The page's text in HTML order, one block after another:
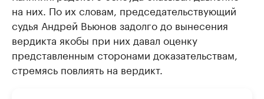
на них. По их словам, председательствующий
судья Андрей Вьюнов задолго до вынесения
вердикта якобы при них давал оценку
представленным сторонами доказательствам,
стремясь повлиять на вердикт.